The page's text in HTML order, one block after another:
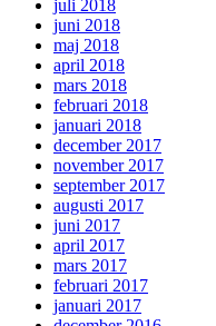
juli 2018
juni 2018
maj 2018
april 2018
mars 2018
februari 2018
januari 2018
december 2017
november 2017
september 2017
augusti 2017
juni 2017
april 2017
mars 2017
februari 2017
januari 2017